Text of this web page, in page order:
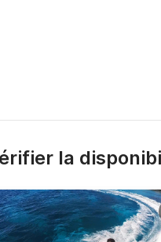
Des vues
pas manquer. Que vous
rythme, nos jet skis
la